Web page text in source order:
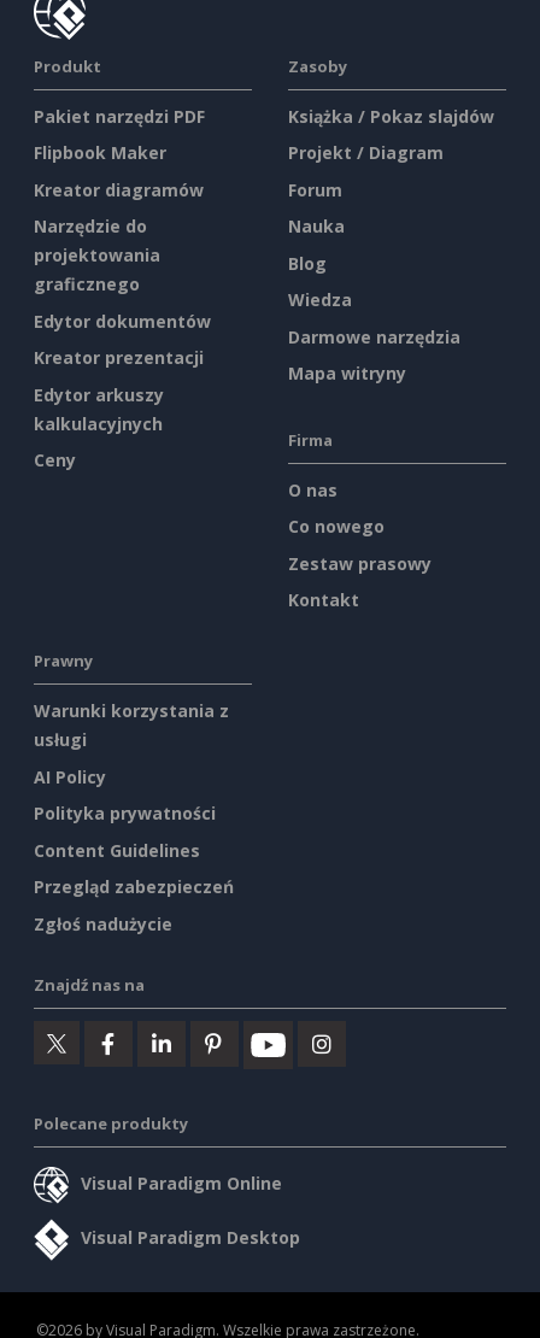
Produkt
Pakiet narzędzi PDF
Flipbook Maker
Kreator diagramów
Narzędzie do
projektowania
graficznego
Edytor dokumentów
Kreator prezentacji
Edytor arkuszy
kalkulacyjnych
Ceny
Zasoby
Książka / Pokaz slajdów
Projekt / Diagram
Forum
Nauka
Blog
Wiedza
Darmowe narzędzia
Mapa witryny
Firma
O nas
Co nowego
Zestaw prasowy
Kontakt
Prawny
Warunki korzystania z
usługi
AI Policy
Polityka prywatności
Content Guidelines
Przegląd zabezpieczeń
Zgłoś nadużycie
Znajdź nas na
Polecane produkty
Visual Paradigm Online
Visual Paradigm Desktop
©2026 by Visual Paradigm. Wszelkie prawa zastrzeżone.